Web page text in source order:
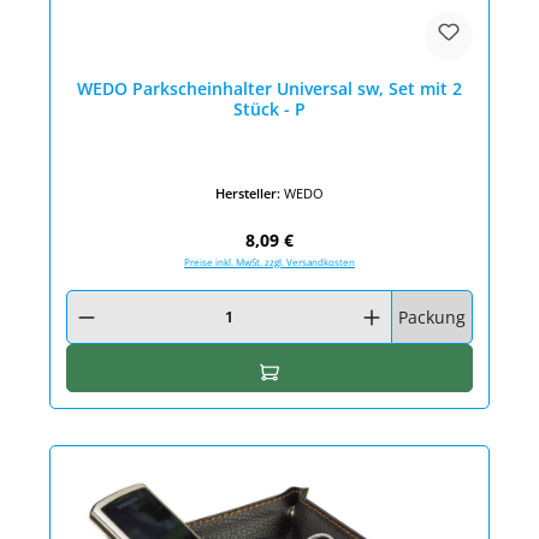
WEDO Parkscheinhalter Universal sw, Set mit 2
Stück - P
Hersteller: WEDO
Regulärer Preis:
8,09 €
Preise inkl. MwSt. zzgl. Versandkosten
Produkt Anzahl: Gib den gewünschten Wert ein oder benutze die
Packung
In den Warenkorb